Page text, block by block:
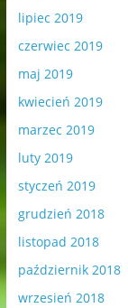
lipiec 2019
czerwiec 2019
maj 2019
kwiecień 2019
marzec 2019
luty 2019
styczeń 2019
grudzień 2018
listopad 2018
październik 2018
wrzesień 2018